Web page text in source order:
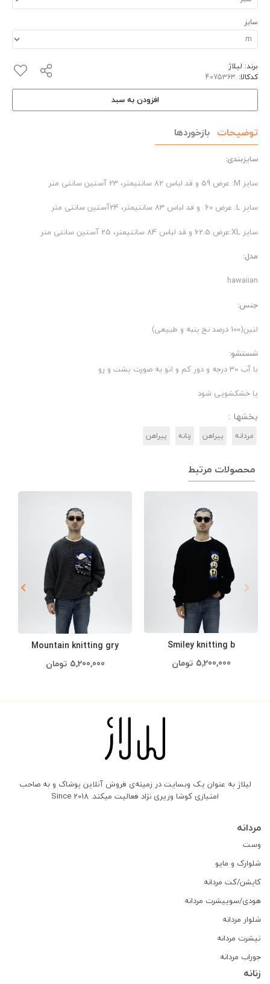
سایز
برند: لیلاژ
کدکالا:
افزودن به سبد
توضیحات بازخوردها
سایزبندی:
سایز M: عرض 59 و قد لباس 82 سانتیمتر، 23 آستین سانتی متر
سایز L: عرض 60 و قد لباس 83 سانتیمتر، 24آستین سانتی متر
سایز XL:عرض 62.5 و قد لباس 84 سانتیمتر، 25 آستین سانتی متر
مدل:
hawaiian
جنس:
لنین(100 درصد نخ پنبه و طبیعی)
شستشو:
با آب 30 درجه و دور کم و اتو به صورت پشت و رو
یا خشکشویی شود
بخشها :
مردانه پیراهن زنانه پیراهن
محصولات مرتبط
Smiley knitting b
5,200,000 تومان
Mountain knitting gry
5,200,000 تومان
لیلاژ به عنوان یک وبسایت در زمینه‌ی فروش آنلاین پوشاک و به صاحب
امتیازی کوشا وزیری نژاد فعالیت میکند. Since 2018
مردانه
وست
شلوارک و مایو
کاپشن/کت مردانه
هودی/سوییشرت مردانه
شلوار مردانه
تیشرت مردانه
جوراب مردانه
زنانه